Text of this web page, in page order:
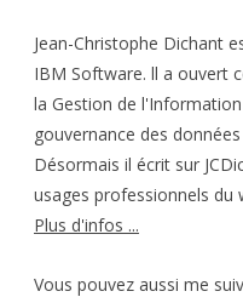
Jean-Christophe Dichant
IBM Software. ll a ouvert
la Gestion de
gouvernance des
Désormais il écrit sur
usages professionnels du
Plus d'infos ...
Vous pouvez aussi me